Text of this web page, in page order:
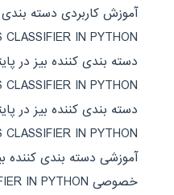
آموزش کاربردی دسته بندی
CLASSIFIER IN PYTHON
دسته بندی کننده بیز در
CLASSIFIER IN PYTHON
دسته بندی کننده بیز در
CLASSIFIER IN PYTHON
آموزشی دسته بندی کننده
خصوصی NAIVE BAYES CLASSIFIER IN PYTHON